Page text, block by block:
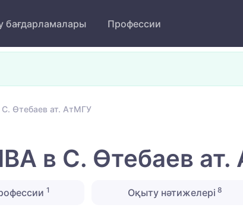
бағдарламалары Профессии
Өтебаев ат. АтМГУ
в С. Өтебаев
1 Оқыту нәтижелері 8